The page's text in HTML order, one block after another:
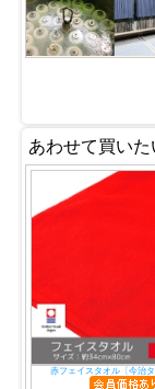
あわせて買い
赤フェイスタオル〔今治タ